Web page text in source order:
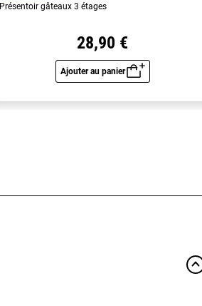
Présentoir gâteaux 3 étages
28,90 €
Ajouter au panier
Aperçu rapide